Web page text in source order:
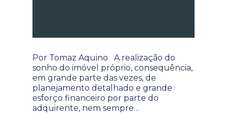
Por Tomaz Aquino A realização do
sonho do imóvel próprio, consequência,
em grande parte das vezes, de
planejamento detalhado e grande
esforço financeiro por parte do
adquirente, nem sempre…